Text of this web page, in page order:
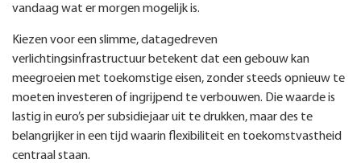
vandaag wat er morgen mogelijk is.
Kiezen voor een slimme, datagedreven
verlichtingsinfrastructuur betekent dat een gebouw kan
meegroeien met toekomstige eisen, zonder steeds opnieuw te
moeten investeren of ingrijpend te verbouwen. Die waarde is
lastig in euro’s per subsidiejaar uit te drukken, maar des te
belangrijker in een tijd waarin flexibiliteit en toekomstvastheid
centraal staan.